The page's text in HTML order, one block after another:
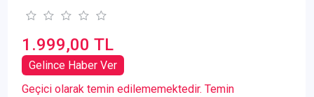
1.999,00 TL
Gelince Haber Ver
Geçici olarak temin edilememektedir. Temin